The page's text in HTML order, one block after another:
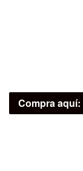
Compra aquí: